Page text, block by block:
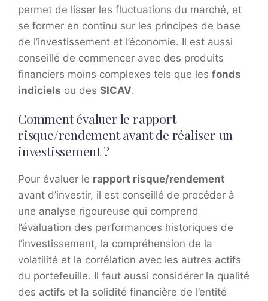
permet de lisser les fluctuations du marché, et
se former en continu sur les principes de base
de l’investissement et l’économie. Il est aussi
conseillé de commencer avec des produits
financiers moins complexes tels que les fonds
indiciels ou des SICAV.
Comment évaluer le rapport
risque/rendement avant de réaliser un
investissement ?
Pour évaluer le rapport risque/rendement
avant d’investir, il est conseillé de procéder à
une analyse rigoureuse qui comprend
l’évaluation des performances historiques de
l’investissement, la compréhension de la
volatilité et la corrélation avec les autres actifs
du portefeuille. Il faut aussi considérer la qualité
des actifs et la solidité financière de l’entité